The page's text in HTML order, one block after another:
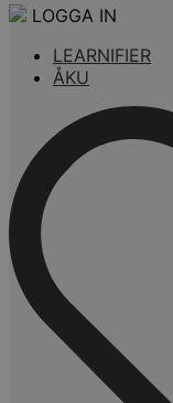
LOGGA IN
LEARNIFIER
ÅKU